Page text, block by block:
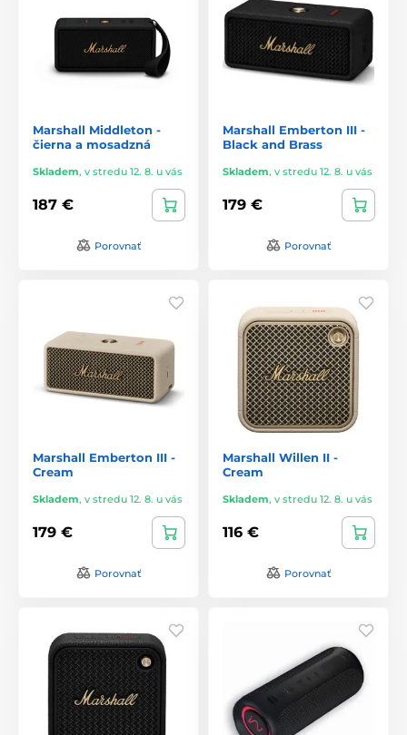
Marshall Middleton -
čierna a mosadzná
Skladem, v stredu 12. 8. u vás
187 €
Porovnať
Marshall Emberton III -
Black and Brass
Skladem, v stredu 12. 8. u vás
179 €
Porovnať
Marshall Emberton III -
Cream
Skladem, v stredu 12. 8. u vás
179 €
Porovnať
Marshall Willen II -
Cream
Skladem, v stredu 12. 8. u vás
116 €
Porovnať